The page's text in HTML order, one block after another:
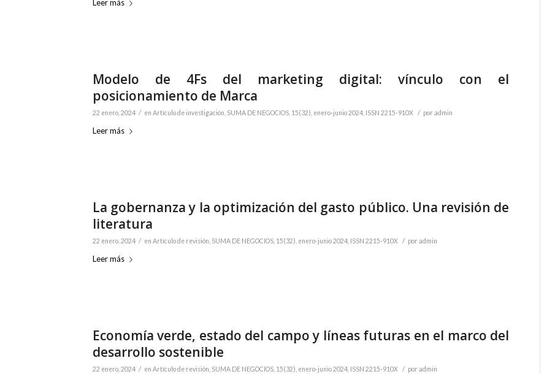
Leer más
Modelo de 4Fs del marketing digital: vínculo con el
posicionamiento de Marca
22 enero, 2024 / en Artículo de investigación SUMA DE NEGOCIOS, 15(32), enero-junio 2024, ISSN 2215-910X / por admin
Leer más
La gobernanza y la optimización del gasto público. Una revisión de
literatura
22 enero, 2024 / en Artículo de revisión SUMA DE NEGOCIOS, 15(32), enero-junio 2024, ISSN 2215-910X / por admin
Leer más
Economía verde, estado del campo y líneas futuras en el marco del
desarrollo sostenible
22 enero, 2024 / en Artículo de revisión, SUMA DE NEGOCIOS, 15(32), enero-junio 2024, ISSN 2215-910X / por admin